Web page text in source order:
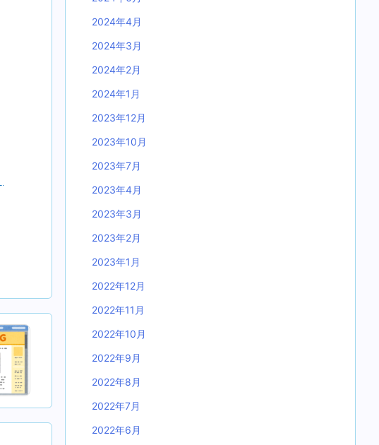
2024年4月
2024年3月
2024年2月
2024年1月
2023年12月
2023年10月
2023年7月
2023年4月
2023年3月
2023年2月
2023年1月
2022年12月
2022年11月
2022年10月
2022年9月
2022年8月
2022年7月
2022年6月